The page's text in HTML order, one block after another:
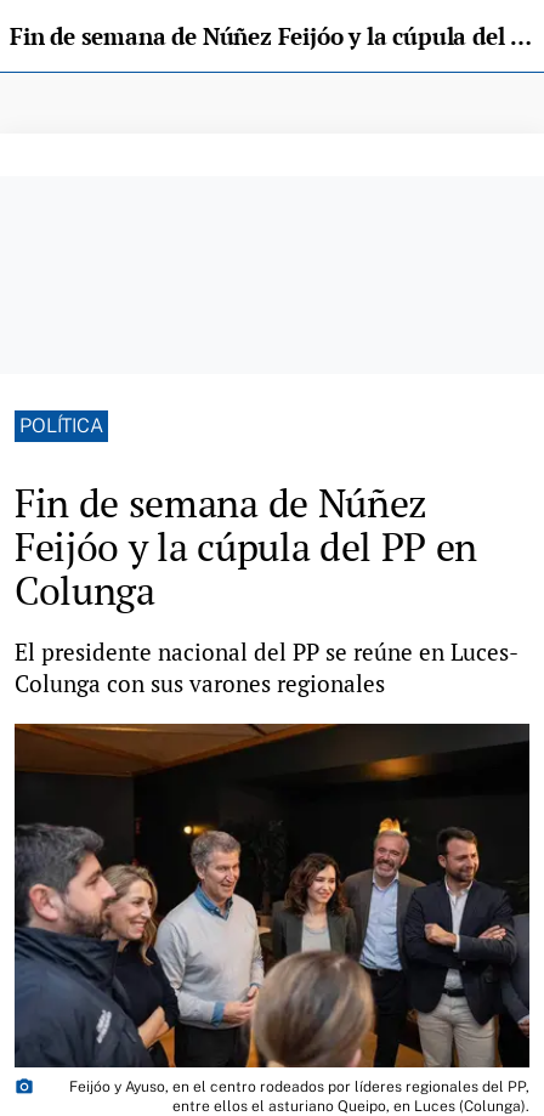
Fin de semana de Núñez Feijóo y la cúpula del PP en Colunga
POLÍTICA
Fin de semana de Núñez
Feijóo y la cúpula del PP en
Colunga
El presidente nacional del PP se reúne en Luces-
Colunga con sus varones regionales
photo_camera
Feijóo y Ayuso, en el centro rodeados por líderes regionales del PP,
entre ellos el asturiano Queipo, en Luces (Colunga).